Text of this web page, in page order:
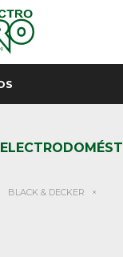
BLACK & DECKER